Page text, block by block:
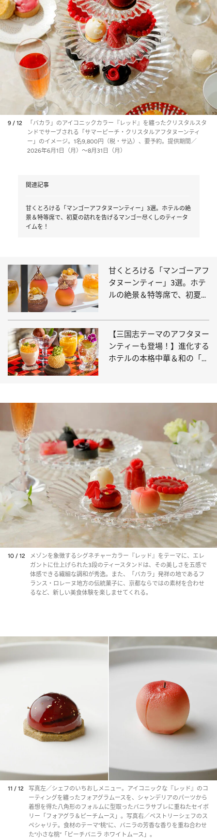
9 / 12
「バカラ」のアイコニックカラー『レッド』を纏ったクリスタルスタ
ンドでサーブされる「サマーピーチ・クリスタルアフタヌーンティ
ー」のイメージ。1名9,800円（税・サ込）、要予約。提供期間／
2026年6月1日（月）～8月31日（月）
関連記事
甘くとろける「マンゴーアフタヌーンティー」3選。ホテルの絶
景＆特等席で、初夏の訪れを告げるマンゴー尽くしのティータ
イムを！
甘くとろける「マンゴーアフ
タヌーンティー」3選。ホテ
ルの絶景＆特等席で、初夏の
のティータイムを！
【三国志テーマのアフタヌー
ンティーも登場！】進化する
ホテルの本格中華＆和の「お
10 / 12
メゾンを象徴するシグネチャーカラー『レッド』をテーマに、エレ
ガントに仕上げられた3段のティースタンドは、その美しさを五感で
体感できる繊細な調和が秀逸。また、「バカラ」発祥の地であるフ
ランス・ロレーヌ地方の伝統菓子に、京都ならではの素材を合わせ
るなど、新しい美食体験を楽しませてくれる。
11 / 12
写真左／シェフのいちおしメニュー。アイコニックな『レッド』のコ
ーティングを纏ったフォアグラムースを、シャンデリアのパーツから
着想を得た八角形のフォルムに型取ったバニラサブレに重ねたセイボ
リー「フォアグラ＆ピーチムース」。写真右／ペストリーシェフのス
ペシャリテ。食材のテーマ“桃”に、バニラの芳香な香りを重ね合わせ
た“小さな桃”「ピーチバニラ ホワイトムース」。